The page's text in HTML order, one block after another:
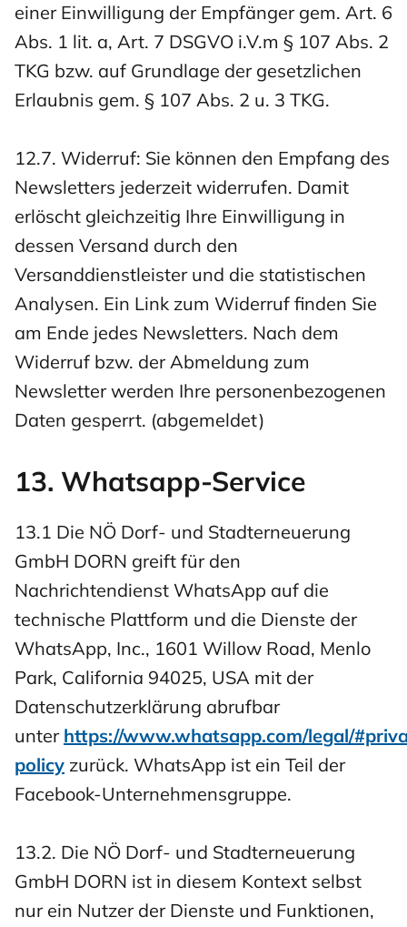
einer Einwilligung der Empfänger gem. Art. 6
Abs. 1 lit. a, Art. 7 DSGVO i.V.m § 107 Abs. 2
TKG bzw. auf Grundlage der gesetzlichen
Erlaubnis gem. § 107 Abs. 2 u. 3 TKG.
12.7. Widerruf: Sie können den Empfang des
Newsletters jederzeit widerrufen. Damit
erlöscht gleichzeitig Ihre Einwilligung in
dessen Versand durch den
Versanddienstleister und die statistischen
Analysen. Ein Link zum Widerruf finden Sie
am Ende jedes Newsletters. Nach dem
Widerruf bzw. der Abmeldung zum
Newsletter werden Ihre personenbezogenen
Daten gesperrt. (abgemeldet)
13. Whatsapp-Service
13.1 Die NÖ Dorf- und Stadterneuerung
GmbH DORN greift für den
Nachrichtendienst WhatsApp auf die
technische Plattform und die Dienste der
WhatsApp, Inc., 1601 Willow Road, Menlo
Park, California 94025, USA mit der
Datenschutzerklärung abrufbar
unter https://www.whatsapp.com/legal/
policy zurück. WhatsApp ist ein Teil der
Facebook-Unternehmensgruppe.
13.2. Die NÖ Dorf- und Stadterneuerung
GmbH DORN ist in diesem Kontext selbst
nur ein Nutzer der Dienste und Funktionen,